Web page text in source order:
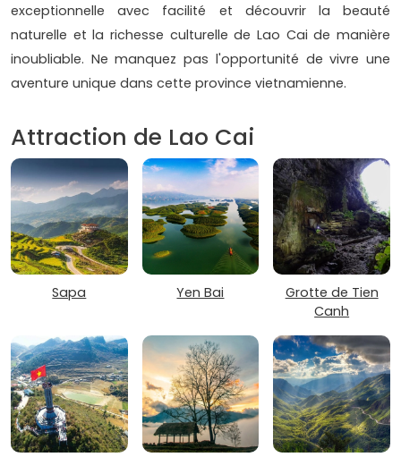
exceptionnelle avec facilité et découvrir la beauté
naturelle et la richesse culturelle de Lao Cai de manière
inoubliable. Ne manquez pas l'opportunité de vivre une
aventure unique dans cette province vietnamienne.
Attraction de Lao Cai
Sapa Yen Bai
Grotte de Tien
Canh